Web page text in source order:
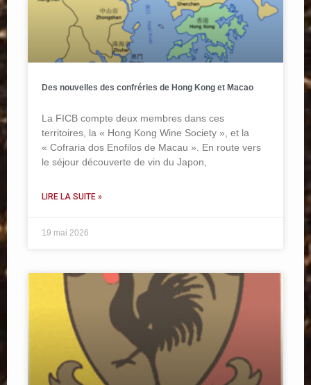
Des nouvelles des confréries de Hong Kong et Macao
La FICB compte deux membres dans ces
territoires, la « Hong Kong Wine Society », et la
« Cofraria dos Enofilos de Macau ». En route vers
le séjour découverte de vin du Japon,
LIRE LA SUITE »
19 mai 2026